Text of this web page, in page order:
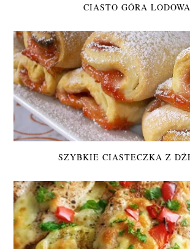
CIASTO GÓRA LODOWA
SZYBKIE CIASTECZKA Z